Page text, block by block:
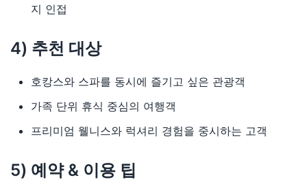
지 인접
4) 추천 대상
호캉스와 스파를 동시에 즐기고 싶은 관광객
가족 단위 휴식 중심의 여행객
프리미엄 웰니스와 럭셔리 경험을 중시하는 고객
5) 예약 & 이용 팁